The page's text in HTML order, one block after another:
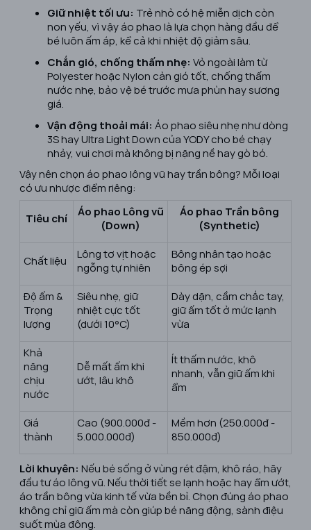
Giữ nhiệt tối ưu: Trẻ nhỏ có hệ miễn dịch còn
non yếu, vì vậy áo phao là lựa chọn hàng đầu để
bé luôn ấm áp, kể cả khi nhiệt độ giảm sâu.
Chắn gió, chống thấm nhẹ: Vỏ ngoài làm từ
Polyester hoặc Nylon cản gió tốt, chống thấm
nước nhẹ, bảo vệ bé trước mưa phùn hay sương
giá.
Vận động thoải mái: Áo phao siêu nhẹ như dòng
3S hay Ultra Light Down của YODY cho bé chạy
nhảy, vui chơi mà không bị nặng nề hay gò bó.
Vậy nên chọn áo phao lông vũ hay trần bông? Mỗi loại
có ưu nhược điểm riêng:
Tiêu chí
Áo phao Lông vũ
(Down)
Áo phao Trần bông
(Synthetic)
Chất liệu
Lông tơ vịt hoặc
ngỗng tự nhiên
Bông nhân tạo hoặc
bông ép sợi
Độ ấm &
Trọng
lượng
Siêu nhẹ, giữ
nhiệt cực tốt
(dưới 10°C)
Dày dặn, cầm chắc tay,
giữ ấm tốt ở mức lạnh
vừa
Khả
năng
chịu
nước
Dễ mất ấm khi
ướt, lâu khô
Ít thấm nước, khô
nhanh, vẫn giữ ấm khi
ẩm
Giá
thành
Cao (900.000đ -
5.000.000đ)
Mềm hơn (250.000đ -
850.000đ)
Lời khuyên: Nếu bé sống ở vùng rét đậm, khô ráo, hãy
đầu tư áo lông vũ. Nếu thời tiết se lạnh hoặc hay ẩm ướt,
áo trần bông vừa kinh tế vừa bền bỉ. Chọn đúng áo phao
không chỉ giữ ấm mà còn giúp bé năng động, sành điệu
suốt mùa đông.